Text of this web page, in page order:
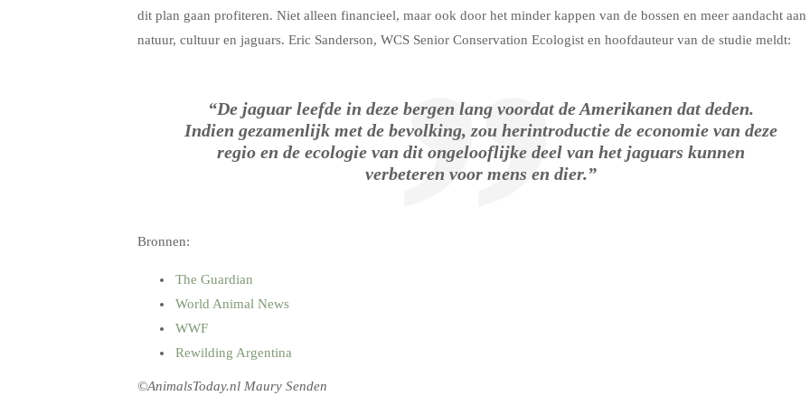
dit plan gaan profiteren. Niet alleen financieel, maar ook door het minder kappen van de bossen en meer aandacht aan
natuur, cultuur en jaguars. Eric Sanderson, WCS Senior Conservation Ecologist en hoofdauteur van de studie meldt:
“De jaguar leefde in deze bergen lang voordat de Amerikanen dat deden.
Indien gezamenlijk met de bevolking, zou herintroductie de economie van deze
regio en de ecologie van dit ongelooflijke deel van het jaguars kunnen
verbeteren voor mens en dier.”
Bronnen:
The Guardian
World Animal News
WWF
Rewilding Argentina
©AnimalsToday.nl Maury Senden